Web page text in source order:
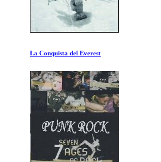
La Conquista del Everest